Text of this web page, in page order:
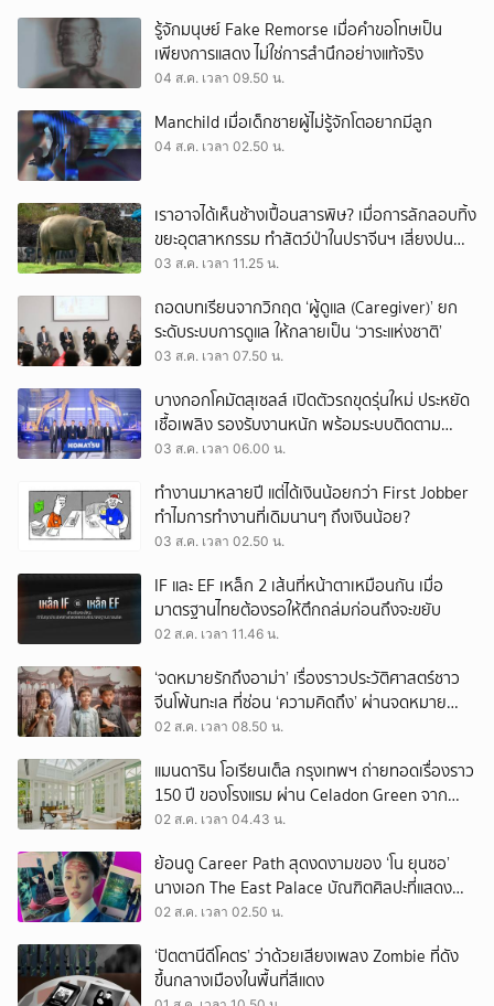
รู้จักมนุษย์ Fake Remorse เมื่อคำขอโทษเป็น
เพียงการแสดง ไม่ใช่การสำนึกอย่างแท้จริง
04 ส.ค. เวลา 09.50 น.
Manchild เมื่อเด็กชายผู้ไม่รู้จักโตอยากมีลูก
04 ส.ค. เวลา 02.50 น.
เราอาจได้เห็นช้างเปื้อนสารพิษ? เมื่อการลักลอบทิ้ง
ขยะอุตสาหกรรม ทำสัตว์ป่าในปราจีนฯ เสี่ยงปน
เปื้อน
03 ส.ค. เวลา 11.25 น.
ถอดบทเรียนจากวิกฤต ‘ผู้ดูแล (Caregiver)’ ยก
ระดับระบบการดูแล ให้กลายเป็น ‘วาระแห่งชาติ’
03 ส.ค. เวลา 07.50 น.
บางกอกโคมัตสุเซลส์ เปิดตัวรถขุดรุ่นใหม่ ประหยัด
เชื้อเพลิง รองรับงานหนัก พร้อมระบบติดตาม
เครื่องจักรผ่านดาวเทียม
03 ส.ค. เวลา 06.00 น.
ทำงานมาหลายปี แต่ได้เงินน้อยกว่า First Jobber
ทำไมการทำงานที่เดิมนานๆ ถึงเงินน้อย?
03 ส.ค. เวลา 02.50 น.
IF และ EF เหล็ก 2 เส้นที่หน้าตาเหมือนกัน เมื่อ
มาตรฐานไทยต้องรอให้ตึกถล่มก่อนถึงจะขยับ
02 ส.ค. เวลา 11.46 น.
‘จดหมายรักถึงอาม่า’ เรื่องราวประวัติศาสตร์ชาว
จีนโพ้นทะเล ที่ซ่อน ‘ความคิดถึง’ ผ่านจดหมาย
‘โพยก๊วน’
02 ส.ค. เวลา 08.50 น.
แมนดาริน โอเรียนเต็ล กรุงเทพฯ ถ่ายทอดเรื่องราว
150 ปี ของโรงแรม ผ่าน Celadon Green จาก
เครื่องศิลาดล
02 ส.ค. เวลา 04.43 น.
ย้อนดู Career Path สุดงดงามของ ‘โน ยุนซอ’
นางเอก The East Palace บัณฑิตศิลปะที่แสดง
เรื่องไหนก็ปัง
02 ส.ค. เวลา 02.50 น.
‘ปัตตานีดีโคตร’ ว่าด้วยเสียงเพลง Zombie ที่ดัง
ขึ้นกลางเมืองในพื้นที่สีแดง